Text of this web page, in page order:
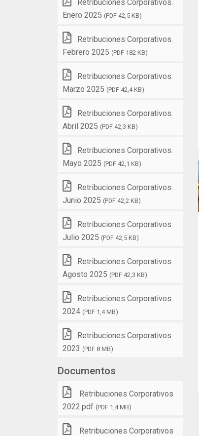
Retribuciones Corporativos.
Enero 2025 (PDF 42,5 KB)
Retribuciones Corporativos.
Febrero 2025 (PDF 182 KB)
Retribuciones Corporativos.
Marzo 2025 (PDF 42,4 KB)
Retribuciones Corporativos.
Abril 2025 (PDF 42,3 KB)
Retribuciones Corporativos.
Mayo 2025 (PDF 42,1 KB)
Retribuciones Corporativos.
Junio 2025 (PDF 42,2 KB)
Retribuciones Corporativos.
Julio 2025 (PDF 42,5 KB)
Retribuciones Corporativos.
Agosto 2025 (PDF 42,3 KB)
Retribuciones Corporativos
2024 (PDF 1,4 MB)
Retribuciones Corporativos
2023 (PDF 8 MB)
Documentos
Retribuciones Corporativos
2022.pdf (PDF 1,4 MB)
Retribuciones Corporativos